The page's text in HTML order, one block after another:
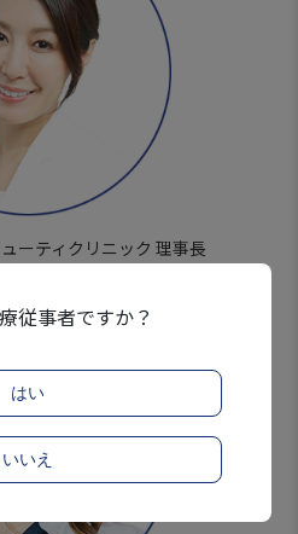
ーティクリニック 理事長
従事者ですか？
はい
いいえ